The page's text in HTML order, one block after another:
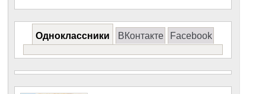
Одноклассники ВКонтакте Facebook